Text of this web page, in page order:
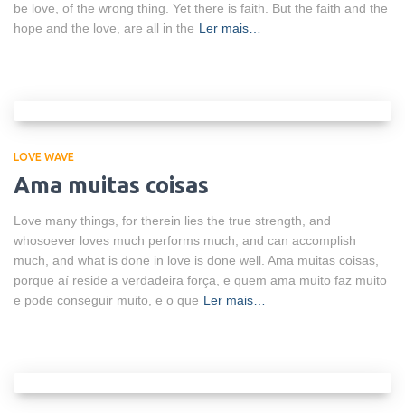
be love, of the wrong thing. Yet there is faith. But the faith and the
hope and the love, are all in the Ler mais…
LOVE WAVE
Ama muitas coisas
Love many things, for therein lies the true strength, and
whosoever loves much performs much, and can accomplish
much, and what is done in love is done well. Ama muitas coisas,
porque aí reside a verdadeira força, e quem ama muito faz muito
e pode conseguir muito, e o que Ler mais…